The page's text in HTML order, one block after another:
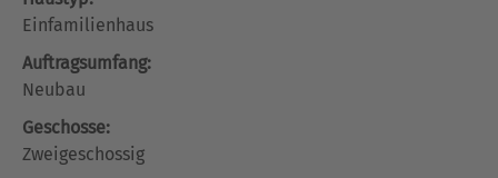
Einfamilienhaus
Auftragsumfang:
Neubau
Geschosse:
Zweigeschossig